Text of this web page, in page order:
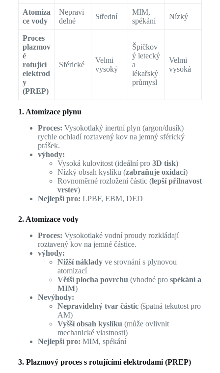
Atomiza
ce vody
Nepravi
delné
Střední
MIM,
spékání
Nízký
Proces
plazmov
é
rotující
elektrod
y
(PREP)
Sférické
Velmi
vysoký
Špičkov
ý letecký
a
lékařský
průmysl
Velmi
vysoká
1. Atomizace plynu
Proces: Vysokotlaký inertní plyn (argon/dusík)
rychle ochladí roztavený kov na jemný sférický
prášek.
výhody:
Vysoká kulovitost (ideální pro 3D tisk)
Nízký obsah kyslíku (zabraňuje oxidaci)
Rovnoměrné rozložení částic (lepší přilnavost
vrstev)
Nejlepší pro: LPBF, EBM, DED
2. Atomizace vody
Proces: Vysokotlaké vodní proudy rozkládají
roztavený kov na jemné částice.
výhody:
Nižší nákladyve srovnání s plynovou
atomizací
Větší plocha povrchu (vhodné pro spékání a
MIM)
Nevýhody:
Nepravidelný tvar částic(špatná tekutost pro
AM)
Vyšší obsah kyslíku (může ovlivnit
mechanické vlastnosti)
Nejlepší pro: MIM, spékání
3. Plazmový proces s rotujícími elektrodami (PREP)